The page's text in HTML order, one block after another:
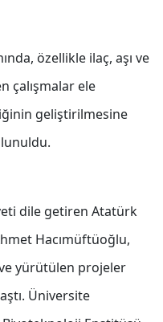
özellikle ilaç, aşı ve
çalışmalar ele
geliştirilmesine
dile getiren Atatürk
Hacımüftüoğlu,
yürütülen projeler
Üniversite